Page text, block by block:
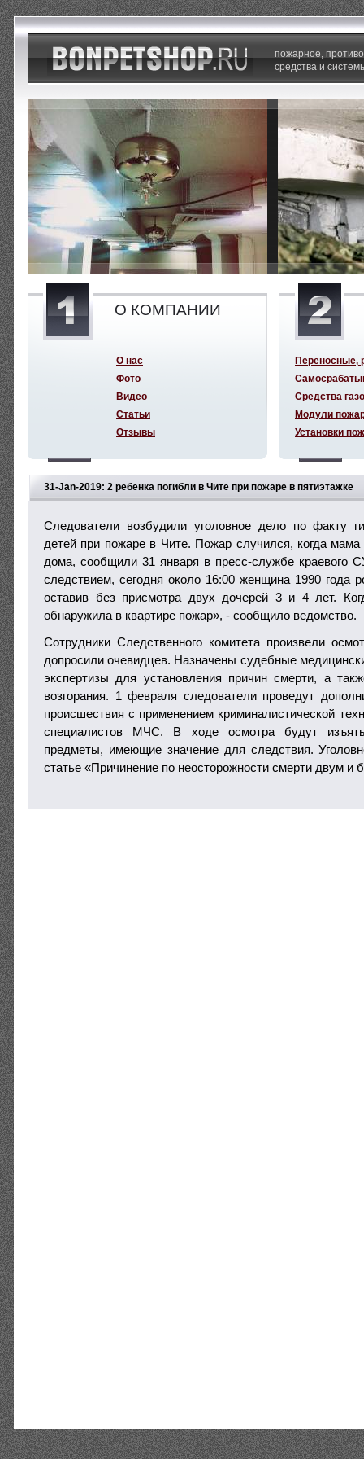
31-Jan-2019: 2 ребенка погибли в Чите при пожаре в пятиэтажке
Следователи возбудили уголовное дело по факту
детей при пожаре в Чите. Пожар случился, когда
дома, сообщили 31 января в пресс-службе краевого
следствием, сегодня около 16:00 женщина 1990 года
оставив без присмотра двух дочерей 3 и 4 лет.
обнаружила в квартире пожар», - сообщило ведомство.
Сотрудники Следственного комитета произвели
допросили очевидцев. Назначены судебные
экспертизы для установления причин смерти, а
возгорания. 1 февраля следователи проведут
происшествия с применением криминалистической
специалистов МЧС. В ходе осмотра будут
предметы, имеющие значение для следствия.
статье «Причинение по неосторожности смерти двум и
пожарное,
средства и
О КОМПАНИИ
О нас
Фото
Видео
Статьи
Отзывы
Переносные,
Средства
Модули
Установки